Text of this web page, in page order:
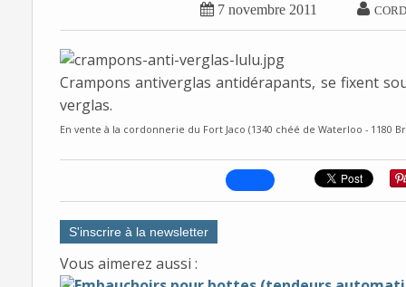
 7 novembre 2011 
Crampons antiverglas antidérapants, se fixent
verglas.
En vente à la cordonnerie du Fort Jaco (1340 chéé de Waterloo - 1180
S'inscrire à la newsletter
Vous aimerez aussi :